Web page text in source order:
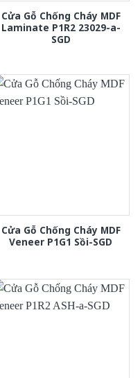
Cửa Gỗ Chống Cháy MDF
Laminate P1R2 23029-a-
SGD
Cửa Gỗ Chống Cháy MDF
Veneer P1G1 Sồi-SGD